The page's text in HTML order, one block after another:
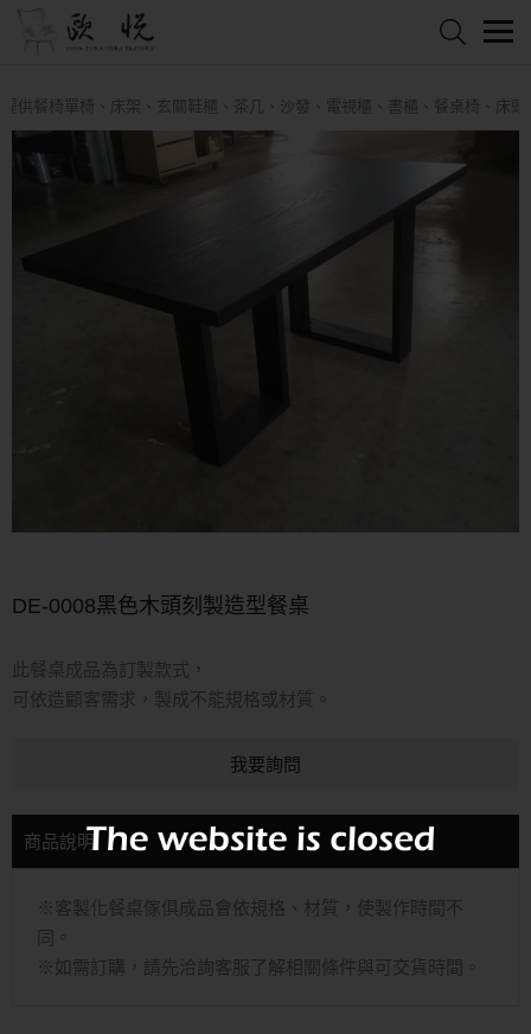
餐椅單椅、床架、玄關鞋櫃、茶几、沙發、電視櫃、書櫃、餐桌椅、床頭
DE-0008黑色木頭刻製造型餐桌
此餐桌成品為訂製款式，
可依造顧客需求，製成不能規格或材質。
我要詢問
商品說明
※客製化餐桌傢俱成品會依規格、材質，使製作時間不
同。
※如需訂購，請先洽詢客服了解相關條件與可交貨時間。